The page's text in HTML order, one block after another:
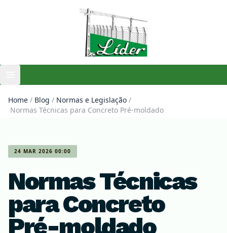
Home / Blog / Normas e Legislação /
Normas Técnicas para Concreto Pré-moldado
24 MAR 2026 00:00
Normas Técnicas
para Concreto
Pré-moldado